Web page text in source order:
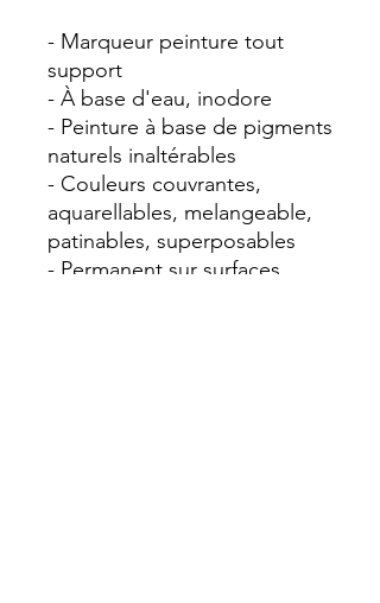
- Marqueur peinture tout
support
- À base d'eau, inodore
- Peinture à base de pigments
naturels inaltérables
- Couleurs couvrantes,
aquarellables, melangeable,
patinables, superposables
- Permanent sur surfaces